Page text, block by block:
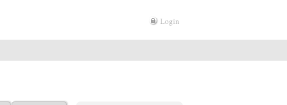
Login